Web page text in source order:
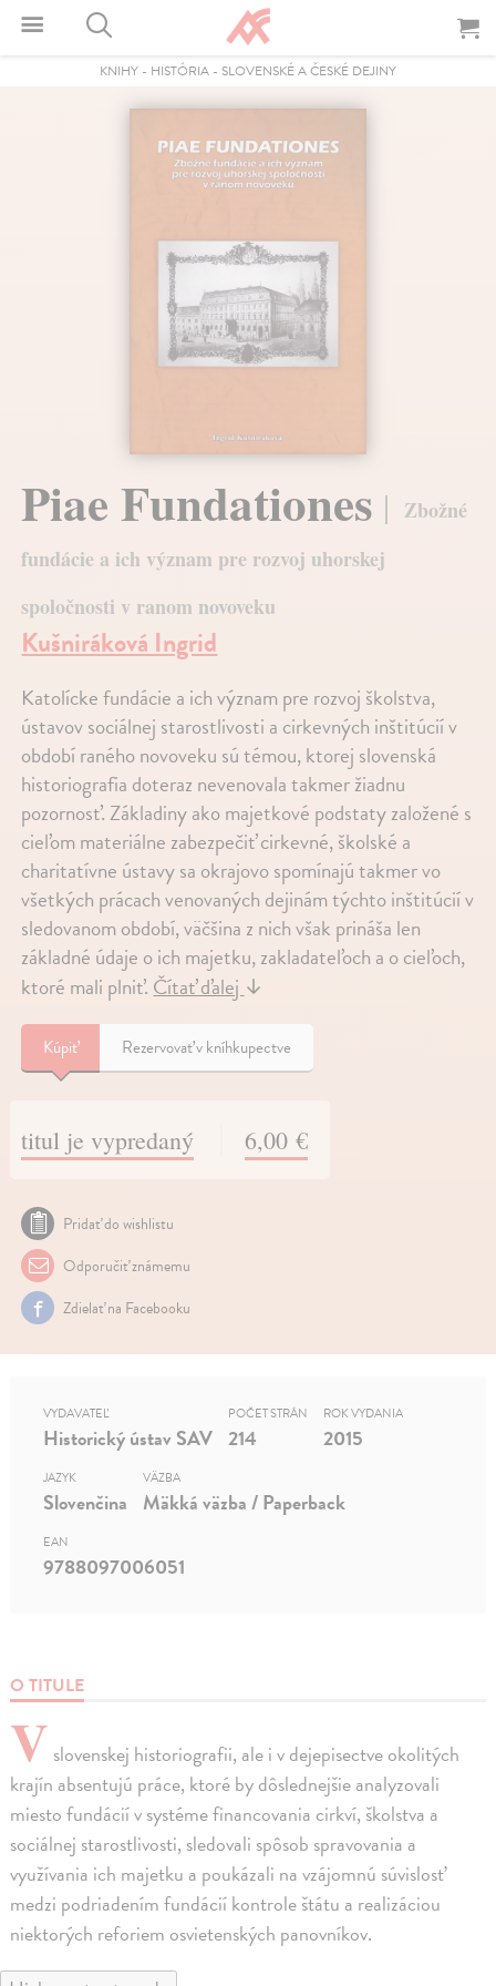
KNIHY - HISTÓRIA - SLOVENSKÉ A ČESKÉ DEJINY
Piae Fundationes
Zbožné
fundácie a ich význam pre rozvoj uhorskej
spoločnosti v ranom novoveku
Kušniráková Ingrid
Katolícke fundácie a ich význam pre rozvoj školstva,
ústavov sociálnej starostlivosti a cirkevných inštitúcií v
období raného novoveku sú témou, ktorej slovenská
historiografia doteraz nevenovala takmer žiadnu
pozornosť. Základiny ako majetkové podstaty založené s
cieľom materiálne zabezpečiť cirkevné, školské a
charitatívne ústavy sa okrajovo spomínajú takmer vo
všetkých prácach venovaných dejinám týchto inštitúcií v
sledovanom období, väčšina z nich však prináša len
základné údaje o ich majetku, zakladateľoch a o cieľoch,
ktoré mali plniť. Čítať ďalej ↓
Kúpiť Rezervovať v kníhkupectve
titul je vypredaný 6,00 €
Pridať do wishlistu
Odporučiť známemu
Zdielať na Facebooku
O TITULE
V slovenskej historiografii, ale i v dejepisectve okolitých
krajín absentujú práce, ktoré by dôslednejšie analyzovali
miesto fundácií v systéme financovania cirkví, školstva a
sociálnej starostlivosti, sledovali spôsob spravovania a
využívania ich majetku a poukázali na vzájomnú súvislosť
medzi podriadením fundácií kontrole štátu a realizáciou
niektorých reforiem osvietenských panovníkov.
VYDAVATEĽ
Historický ústav SAV
POČET STRÁN
214
ROK VYDANIA
2015
JAZYK
Slovenčina
VÄZBA
Mäkká väzba / Paperback
EAN
9788097006051